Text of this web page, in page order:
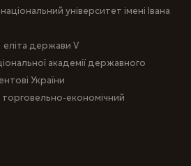
університет імені Івана
еліта держави V
академії державного
України
торговельно-економічний